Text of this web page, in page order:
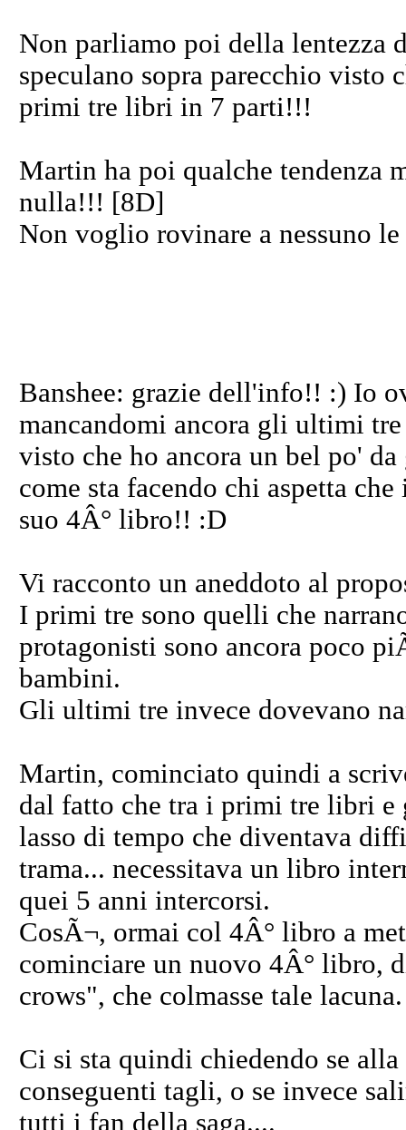
Non parliamo poi della lentezza
speculano sopra parecchio
primi tre libri in 7 parti!!!
Martin ha poi qualche tendenza
nulla!!! [8D]
Non voglio rovinare a nessuno
Banshee: grazie dell'info!! :) Io
mancandomi ancora gli ultimi
visto che ho ancora un bel po'
come sta facendo chi aspetta
suo 4Â° libro!! :D
Vi racconto un aneddoto al
I primi tre sono quelli che
protagonisti sono ancora poco
bambini.
Gli ultimi tre invece dovevano
Martin, cominciato quindi a
dal fatto che tra i primi tre libri e
lasso di tempo che diventava
trama... necessitava un libro
quei 5 anni intercorsi.
CosÃ¬, ormai col 4Â° libro a
cominciare un nuovo 4Â° libro,
crows", che colmasse tale lacuna.
Ci si sta quindi chiedendo se
conseguenti tagli, o se invece
tutti i fan della saga....